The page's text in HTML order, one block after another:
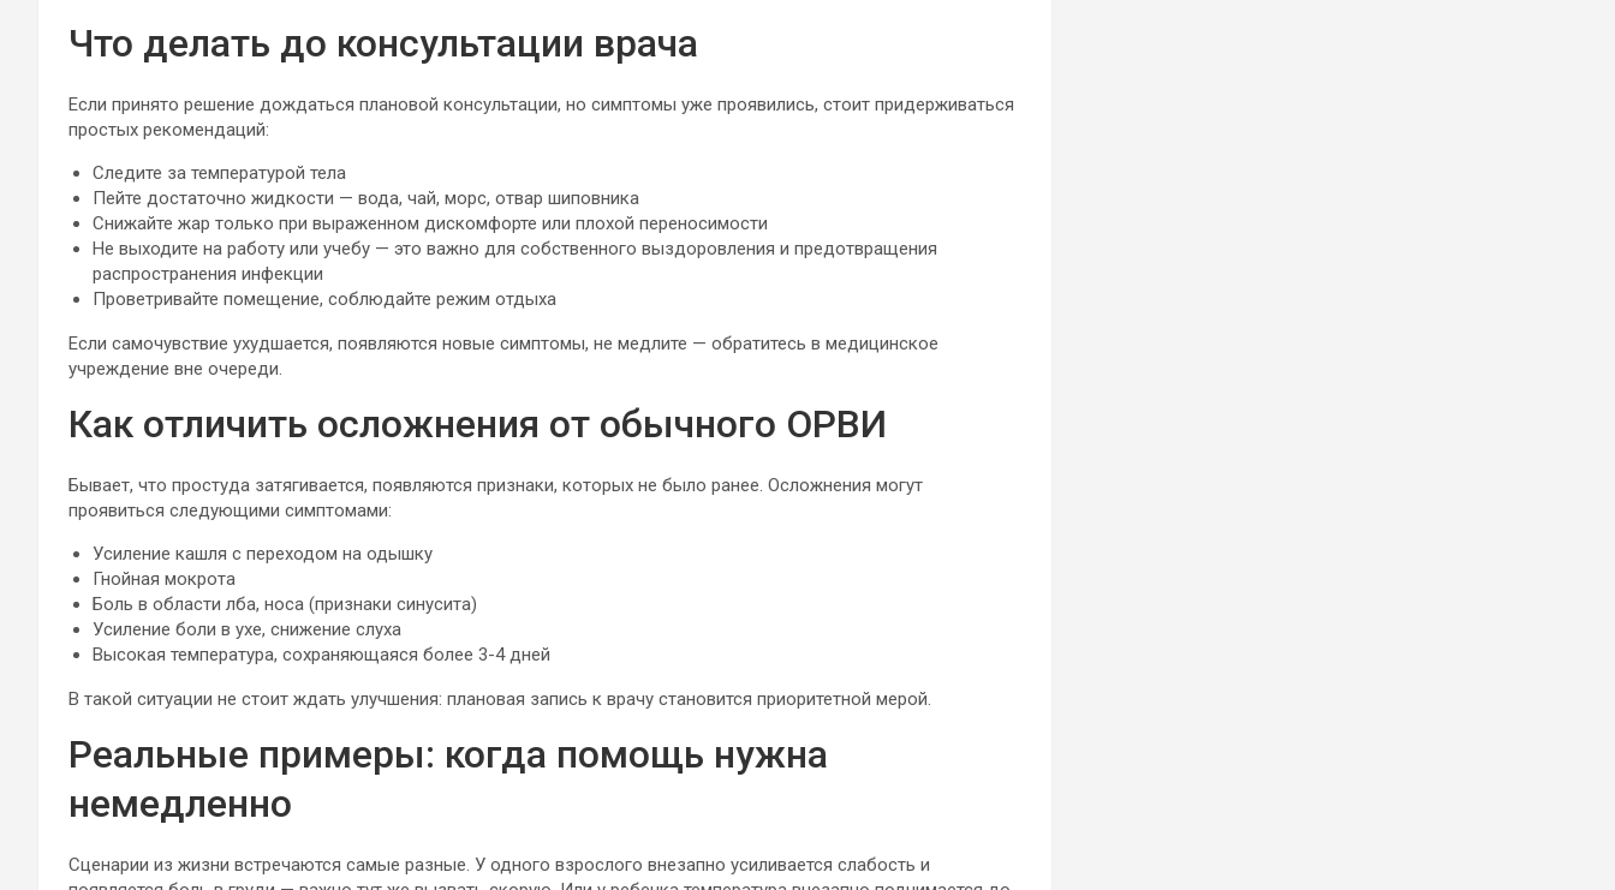
Что делать до консультации врача
Если принято решение дождаться плановой консультации, но симптомы уже проявились, стоит придерживаться
простых рекомендаций:
Следите за температурой тела
Пейте достаточно жидкости — вода, чай, морс, отвар шиповника
Снижайте жар только при выраженном дискомфорте или плохой переносимости
Не выходите на работу или учебу — это важно для собственного выздоровления и предотвращения
распространения инфекции
Проветривайте помещение, соблюдайте режим отдыха
Если самочувствие ухудшается, появляются новые симптомы, не медлите — обратитесь в медицинское
учреждение вне очереди.
Как отличить осложнения от обычного ОРВИ
Бывает, что простуда затягивается, появляются признаки, которых не было ранее. Осложнения могут
проявиться следующими симптомами:
Усиление кашля с переходом на одышку
Гнойная мокрота
Боль в области лба, носа (признаки синусита)
Усиление боли в ухе, снижение слуха
Высокая температура, сохраняющаяся более 3-4 дней
В такой ситуации не стоит ждать улучшения: плановая запись к врачу становится приоритетной мерой.
Реальные примеры: когда помощь нужна
немедленно
Сценарии из жизни встречаются самые разные. У одного взрослого внезапно усиливается слабость и